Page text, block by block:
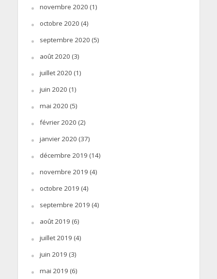
novembre 2020 (1)
octobre 2020 (4)
septembre 2020 (5)
août 2020 (3)
juillet 2020 (1)
juin 2020 (1)
mai 2020 (5)
février 2020 (2)
janvier 2020 (37)
décembre 2019 (14)
novembre 2019 (4)
octobre 2019 (4)
septembre 2019 (4)
août 2019 (6)
juillet 2019 (4)
juin 2019 (3)
mai 2019 (6)